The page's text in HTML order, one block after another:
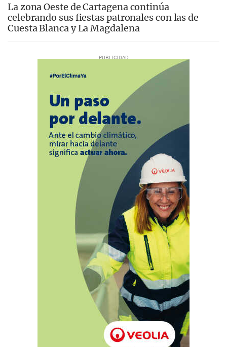
La zona Oeste de Cartagena continúa
celebrando sus fiestas patronales con las de
Cuesta Blanca y La Magdalena